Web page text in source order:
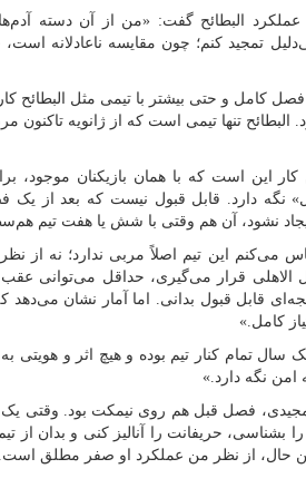
عملکرد البطائح گفت: «من از آن دسته
تمجید کنم؛ چون مقایسه ناعادلانه است،
کامل و حتی بیشتر با تیمی مثل البطائح کار
تنها تیمی است که از ژانویه تاکنون
کار این است که با همان بازیکنان
نگه دارد. قابل قبول نیست که بعد از
نشود، آن هم وقتی با شش یا هفت تیم
می‌کنم این تیم اصلاً مربی ندارد؛ نه از
الاهلی قرار می‌گیری، حداقل می‌توانی عقب
تمام کنار تیم بوده و هیچ اثر و هویتی
امن نگه دارد.»
مجیدی، فصل قبل هم روی نیمکت بود. وقتی
حریفانت را آنالیز کنی و بدان از
حال، از نظر من عملکرد او صفر مطلق